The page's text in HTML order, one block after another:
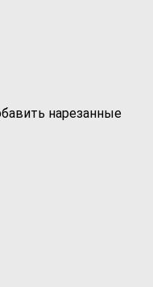
нарезанные